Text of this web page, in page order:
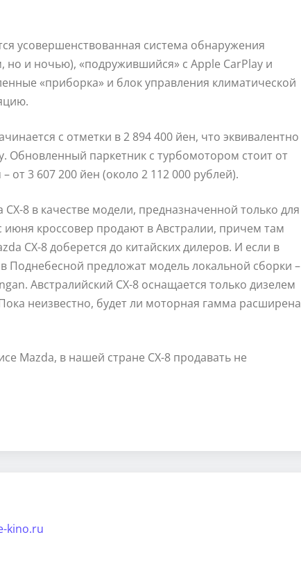
усовершенствованная система обнаружения
но и ночью), «подружившийся» с Apple CarPlay и
«приборка» и блок управления климатической
с отметки в 2 894 400 йен, что эквивалентно
Обновленный паркетник с турбомотором стоит от
от 3 607 200 йен (около 2 112 000 рублей).
8 в качестве модели, предназначенной только для
кроссовер продают в Австралии, причем там
CX-8 доберется до китайских дилеров. И если в
Поднебесной предложат модель локальной сборки –
Австралийский CX-8 оснащается только дизелем
неизвестно, будет ли моторная гамма расширена
Mazda, в нашей стране CX-8 продавать не
kino.ru